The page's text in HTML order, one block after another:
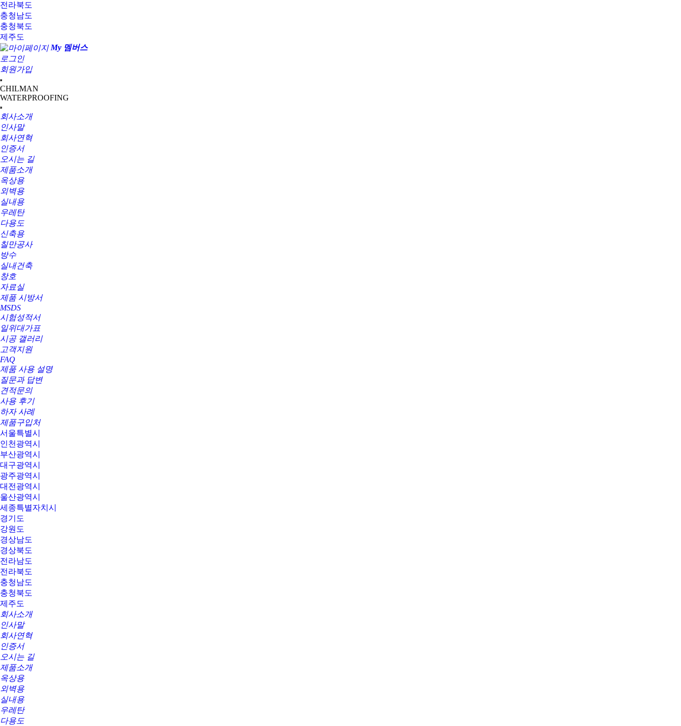
전라북도
충청남도
충청북도
제주도
My 멤버스
로그인
회원가입
CHILMAN
WATERPROOFING
회사소개
인사말
회사연혁
인증서
오시는 길
제품소개
옥상용
외벽용
실내용
우레탄
다용도
신축용
칠만공사
방수
실내건축
창호
자료실
제품 시방서
MSDS
시험성적서
일위대가표
시공 갤러리
고객지원
FAQ
제품 사용 설명
질문과 답변
견적문의
사용 후기
하자 사례
제품구입처
서울특별시
인천광역시
부산광역시
대구광역시
광주광역시
대전광역시
울산광역시
세종특별자치시
경기도
강원도
경상남도
경상북도
전라남도
전라북도
충청남도
충청북도
제주도
회사소개
인사말
회사연혁
인증서
오시는 길
제품소개
옥상용
외벽용
실내용
우레탄
다용도